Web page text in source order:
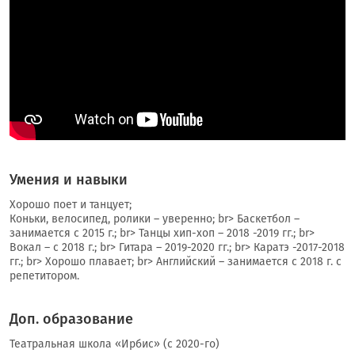
Умения и навыки
Хорошо поет и танцует;
Коньки, велосипед, ролики – уверенно; br> Баскетбол –
занимается с 2015 г.; br> Танцы хип-хоп – 2018 -2019 гг.; br>
Вокал – с 2018 г.; br> Гитара – 2019-2020 гг.; br> Каратэ -2017-2018
гг.; br> Хорошо плавает; br> Английский – занимается с 2018 г. с
репетитором.
Доп. образование
Театральная школа «Ирбис» (с 2020-го)